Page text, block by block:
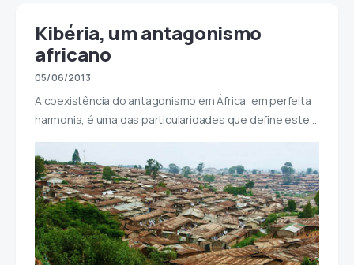
Kibéria, um antagonismo
africano
05/06/2013
A coexistência do antagonismo em África, em perfeita
harmonia, é uma das particularidades que define este…